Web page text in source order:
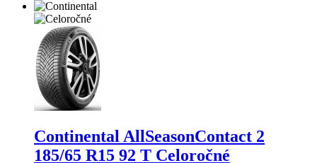
Continental AllSeasonContact 2
185/65 R15 92 T Celoročné